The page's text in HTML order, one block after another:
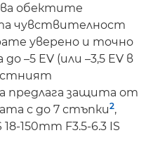
обектите
чувствителност
уверено и точно
–5 EV (или –3,5 EV в
предлага защита от
с до 7 стъпки2,
150mm F3.5-6.3 IS